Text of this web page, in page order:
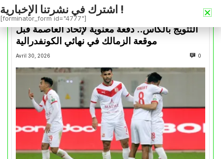
كأس الكونفدرالية
التتويج بالكأس.. دفعة معنوية لإتحاد العاصمة قبل
موقعة الزمالك في نهائي الكونفدرالية
Avril 30, 2026 0
اشترك في نشرتنا الإخبارية !
[forminator_form id="4777"]